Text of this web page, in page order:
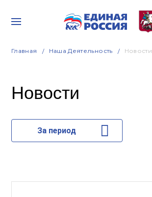
Главная Наша Деятельность Новости
Новости
За период